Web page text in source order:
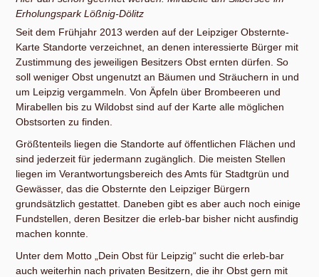
Erholungspark Lößnig-Dölitz
Seit dem Frühjahr 2013 werden auf der Leipziger Obsternte-
Karte Standorte verzeichnet, an denen interessierte Bürger mit
Zustimmung des jeweiligen Besitzers Obst ernten dürfen. So
soll weniger Obst ungenutzt an Bäumen und Sträuchern in und
um Leipzig vergammeln. Von Äpfeln über Brombeeren und
Mirabellen bis zu Wildobst sind auf der Karte alle möglichen
Obstsorten zu finden.
Größtenteils liegen die Standorte auf öffentlichen Flächen und
sind jederzeit für jedermann zugänglich. Die meisten Stellen
liegen im Verantwortungsbereich des Amts für Stadtgrün und
Gewässer, das die Obsternte den Leipziger Bürgern
grundsätzlich gestattet. Daneben gibt es aber auch noch einige
Fundstellen, deren Besitzer die erleb-bar bisher nicht ausfindig
machen konnte.
Unter dem Motto „Dein Obst für Leipzig“ sucht die erleb-bar
auch weiterhin nach privaten Besitzern, die ihr Obst gern mit